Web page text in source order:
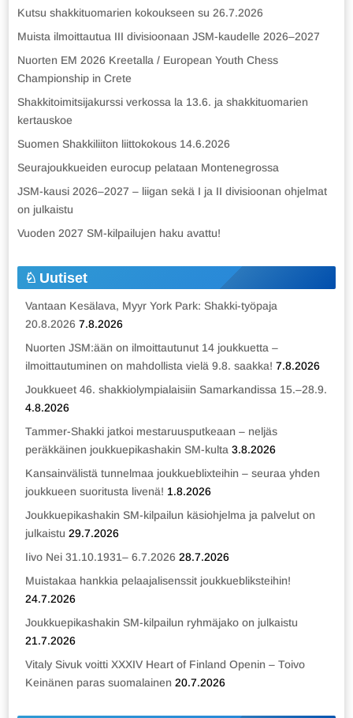
Kutsu shakkituomarien kokoukseen su 26.7.2026
Muista ilmoittautua III divisioonaan JSM-kaudelle 2026–2027
Nuorten EM 2026 Kreetalla / European Youth Chess
Championship in Crete
Shakkitoimitsijakurssi verkossa la 13.6. ja shakkituomarien
kertauskoe
Suomen Shakkiliiton liittokokous 14.6.2026
Seurajoukkueiden eurocup pelataan Montenegrossa
JSM-kausi 2026–2027 – liigan sekä I ja II divisioonan ohjelmat
on julkaistu
Vuoden 2027 SM-kilpailujen haku avattu!
Uutiset
Vantaan Kesälava, Myyr York Park: Shakki-työpaja
20.8.2026 7.8.2026
Nuorten JSM:ään on ilmoittautunut 14 joukkuetta –
ilmoittautuminen on mahdollista vielä 9.8. saakka! 7.8.2026
Joukkueet 46. shakkiolympialaisiin Samarkandissa 15.–28.9.
4.8.2026
Tammer-Shakki jatkoi mestaruusputkeaan – neljäs
peräkkäinen joukkuepikashakin SM-kulta 3.8.2026
Kansainvälistä tunnelmaa joukkueblixteihin – seuraa yhden
joukkueen suoritusta livenä! 1.8.2026
Joukkuepikashakin SM-kilpailun käsiohjelma ja palvelut on
julkaistu 29.7.2026
Iivo Nei 31.10.1931– 6.7.2026 28.7.2026
Muistakaa hankkia pelaajalisenssit joukkuebliksteihin!
24.7.2026
Joukkuepikashakin SM-kilpailun ryhmäjako on julkaistu
21.7.2026
Vitaly Sivuk voitti XXXIV Heart of Finland Openin – Toivo
Keinänen paras suomalainen 20.7.2026